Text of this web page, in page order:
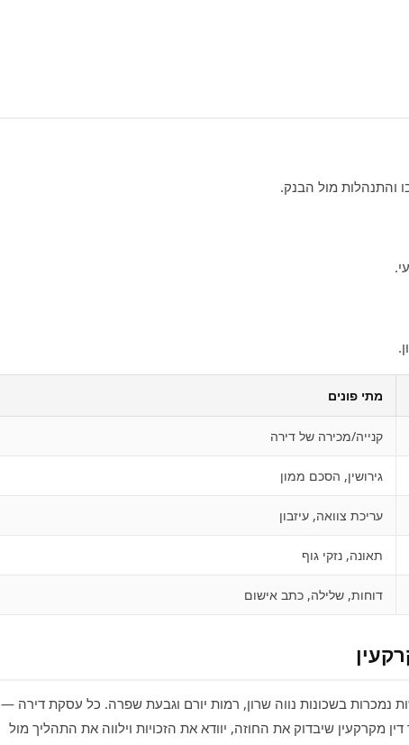
והתנהלות מול הבנק.
מתי פונים
קנייה/מכירה של דירה
גירושין, הסכם ממון
עריכת צוואה, עיזבון
תאונה, נזקי גוף
דוחות, שלילה, כתב אישום
נמכרות בשכונות נווה שרון, רמות יורם וגבעת שפרה. כל עסקת דירה —
מקרקעין שיבדוק את החוזה, יוודא את הזכויות וילווה את התהליך מול